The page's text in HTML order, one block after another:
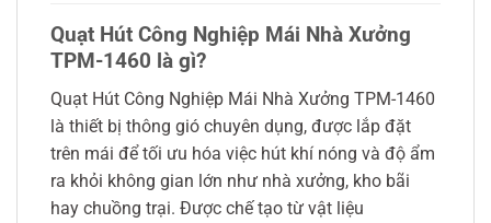
Quạt Hút Công Nghiệp Mái Nhà Xưởng
TPM-1460 là gì?
Quạt Hút Công Nghiệp Mái Nhà Xưởng TPM-1460
là thiết bị thông gió chuyên dụng, được lắp đặt
trên mái để tối ưu hóa việc hút khí nóng và độ ẩm
ra khỏi không gian lớn như nhà xưởng, kho bãi
hay chuồng trại. Được chế tạo từ vật liệu